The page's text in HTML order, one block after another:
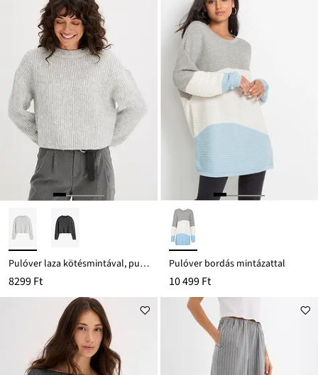
Pulóver laza kötésmintával, puha pamut-keverékből
8299 Ft
Pulóver bordás mintázattal
10 499 Ft